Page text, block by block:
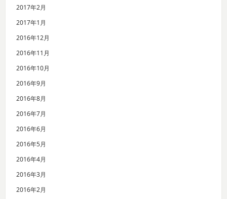
2017年2月
2017年1月
2016年12月
2016年11月
2016年10月
2016年9月
2016年8月
2016年7月
2016年6月
2016年5月
2016年4月
2016年3月
2016年2月